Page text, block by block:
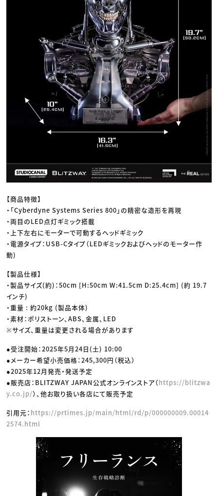
【商品特徴】
・「Cyberdyne Systems Series 800」の精密な造形を再現
・両目のLED点灯ギミック搭載
・上下左右にモーターで可動するヘッドギミック
・電源タイプ：USB-Cタイプ（LEDギミックおよびヘッドのモーター作
動)
【製品仕様】
・製品サイズ(約)：50cm [H:50cm W:41.5cm D:25.4cm] (約 19.7
インチ)
・重量 : 約20kg (製品本体)
・素材：ポリストーン、ABS、金属、LED
※サイズ、重量は変更される場合があります
●受注開始：2025年5月24日(土) 10:00
●メーカー希望小売価格：245,300円（税込）
●2025年12月発売・発送予定
●販売店：BLITZWAY JAPAN公式オンラインストア（https://blitzwa
y.co.jp/）、他お取り扱い各店にて販売予定
引用元： https://prtimes.jp/main/html/rd/p/000000009.00014
2574.html